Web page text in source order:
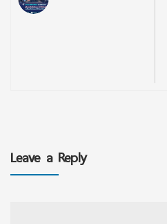
Leave a Reply